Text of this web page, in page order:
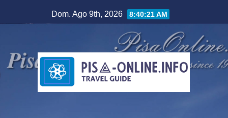
al
Dom. Ago 9th, 2026 8:40:22 AM